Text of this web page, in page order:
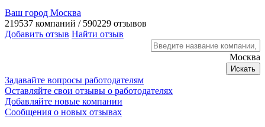
Ваш город Москва
219537 компаний / 590229 отзывов
Добавить отзыв Найти отзыв
Москва
Искать
Задавайте вопросы работодателям
Оставляйте свои отзывы о работодателях
Добавляйте новые компании
Сообщения о новых отзывах